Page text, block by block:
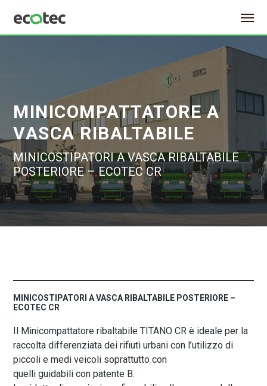
MINICOMPATTATORE A
VASCA RIBALTABILE
MINICOSTIPATORI A VASCA RIBALTABILE
POSTERIORE – ECOTEC CR
MINICOSTIPATORI A VASCA RIBALTABILE POSTERIORE –
ECOTEC CR
Il Minicompattatore ribaltabile TITANO CR è ideale per la
raccolta differenziata dei rifiuti urbani con l’utilizzo di
piccoli e medi veicoli soprattutto con
quelli guidabili con patente B.